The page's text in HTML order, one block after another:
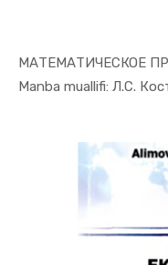
МАТЕМАТИЧЕСКОЕ
Manba muallifi: Л.С.